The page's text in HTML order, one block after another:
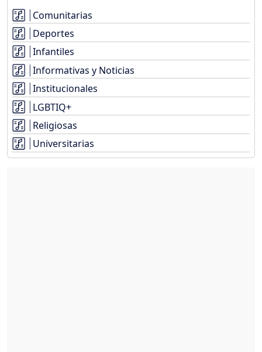
Comunitarias
Deportes
Infantiles
Informativas y Noticias
Institucionales
LGBTIQ+
Religiosas
Universitarias